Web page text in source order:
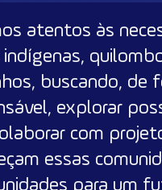
atentos às
indígenas,
buscando, de
explorar
com
essas
para um